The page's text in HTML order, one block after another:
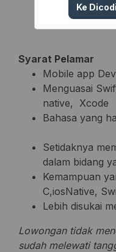
Ke
aplikasi yg
Syarat Pelamar
Mobile app
Menguasai
native, Xcode
Bahasa yang
Setidaknya
dalam bidang
Kemampuan
C,iosNative,
Lebih disukai
Lowongan tidak
sudah melewati